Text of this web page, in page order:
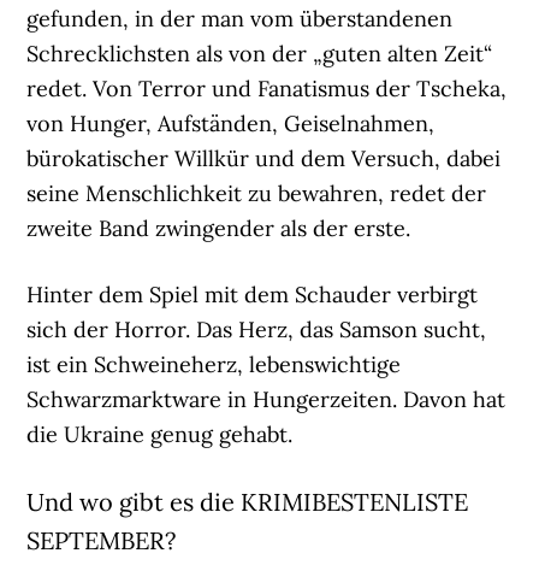
gefunden, in der man vom überstandenen
Schrecklichsten als von der „guten alten Zeit“
redet. Von Terror und Fanatismus der Tscheka,
von Hunger, Aufständen, Geiselnahmen,
bürokatischer Willkür und dem Versuch, dabei
seine Menschlichkeit zu bewahren, redet der
zweite Band zwingender als der erste.
Hinter dem Spiel mit dem Schauder verbirgt
sich der Horror. Das Herz, das Samson sucht,
ist ein Schweineherz, lebenswichtige
Schwarzmarktware in Hungerzeiten. Davon hat
die Ukraine genug gehabt.
Und wo gibt es die KRIMIBESTENLISTE
SEPTEMBER?